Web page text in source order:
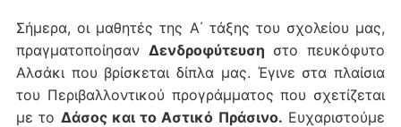
Σήμερα, οι μαθητές της Α΄ τάξης του σχολείου μας,
πραγματοποίησαν Δενδροφύτευση στο πευκόφυτο
Αλσάκι που βρίσκεται δίπλα μας. Έγινε στα πλαίσια
του Περιβαλλοντικού προγράμματος που σχετίζεται
με το Δάσος και το Αστικό Πράσινο. Ευχαριστούμε